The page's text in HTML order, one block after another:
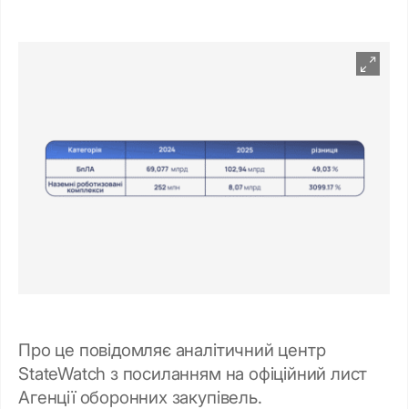
Про це повідомляє аналітичний центр
StateWatch з посиланням на офіційний лист
Агенції оборонних закупівель.